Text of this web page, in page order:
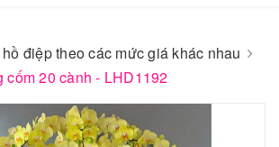
điệp theo các mức giá khác nhau
cốm 20 cành - LHD1192